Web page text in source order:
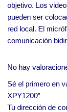
objetivo. Los
pueden ser
red local. El
comunicación
No hay
Sé el primero en
XPY1200”
Tu dirección de